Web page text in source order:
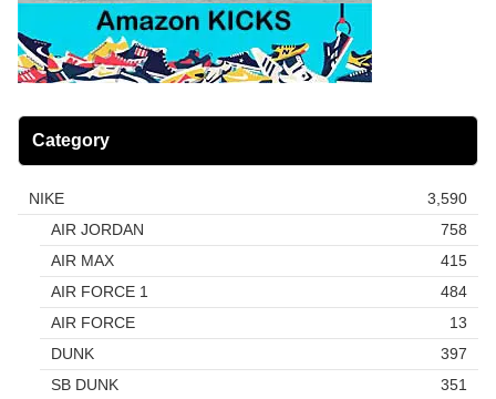
Category
NIKE
3,590
AIR JORDAN
758
AIR MAX
415
AIR FORCE 1
484
AIR FORCE
13
DUNK
397
SB DUNK
351